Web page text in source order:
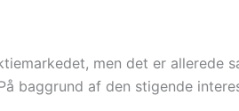
men det er allerede
baggrund af den stigende